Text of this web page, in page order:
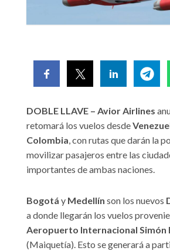
DOBLE LLAVE – Avior Airlines
retomará los vuelos desde
Colombia, con rutas que darán la
movilizar pasajeros entre las
importantes de ambas naciones.
Bogotá y Medellín son los nuevos
a donde llegarán los vuelos
Aeropuerto Internacional Simón
(Maiquetía). Esto se generará a